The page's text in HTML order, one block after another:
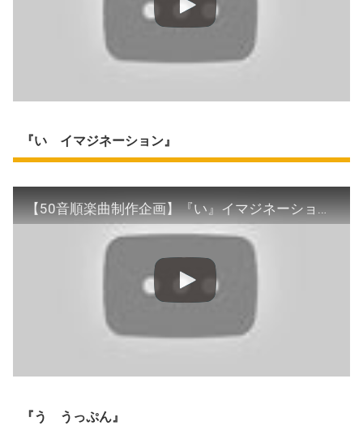
『い イマジネーション』
【50音順楽曲制作企画】『い』イマジネーション SickleOne リリックビデオ
『う うっぷん』